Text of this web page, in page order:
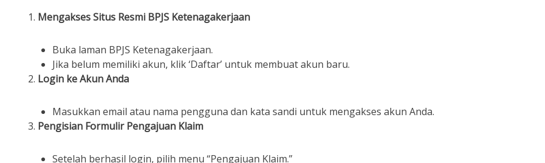
Mengakses Situs Resmi BPJS Ketenagakerjaan
Buka laman BPJS Ketenagakerjaan.
Jika belum memiliki akun, klik ‘Daftar’ untuk membuat akun baru.
Login ke Akun Anda
Masukkan email atau nama pengguna dan kata sandi untuk mengakses akun Anda.
Pengisian Formulir Pengajuan Klaim
Setelah berhasil login, pilih menu “Pengajuan Klaim.”